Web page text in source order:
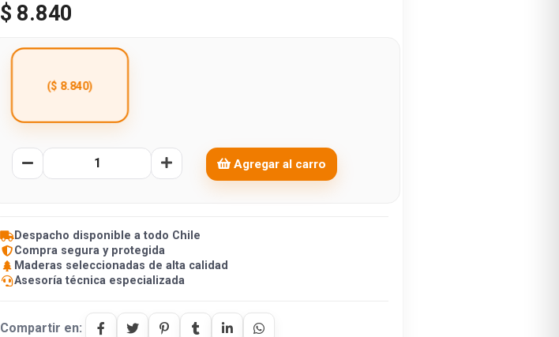
$ 8.840
($ 8.840)
Agregar al carro
Despacho disponible a todo Chile
Compra segura y protegida
Maderas seleccionadas de alta calidad
Asesoría técnica especializada
Compartir en: